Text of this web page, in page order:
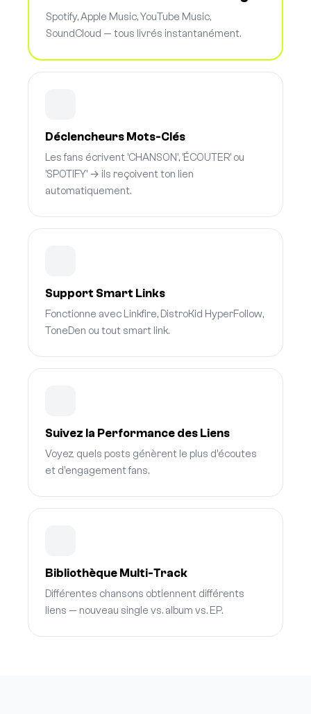
Spotify, Apple Music, YouTube Music,
SoundCloud — tous livrés instantanément.
Déclencheurs Mots-Clés
Les fans écrivent 'CHANSON', 'ÉCOUTER' ou
'SPOTIFY' → ils reçoivent ton lien
automatiquement.
Support Smart Links
Fonctionne avec Linkfire, DistroKid HyperFollow,
ToneDen ou tout smart link.
Suivez la Performance des Liens
Voyez quels posts génèrent le plus d'écoutes
et d'engagement fans.
Bibliothèque Multi-Track
Différentes chansons obtiennent différents
liens — nouveau single vs. album vs. EP.